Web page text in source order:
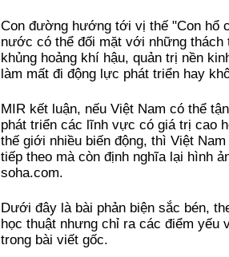
Con đường hướng tới vị thế "Con hổ
nước có thể đối mặt với những
khủng hoảng khí hậu, quản trị nền
làm mất đi động lực phát triển hay
MIR kết luận, nếu Việt Nam có thể
phát triển các lĩnh vực có giá trị cao
thế giới nhiều biến động, thì Việt
tiếp theo mà còn định nghĩa lại hình
soha.com.
Dưới đây là bài phản biện sắc bén,
học thuật nhưng chỉ ra các điểm yếu
trong bài viết gốc.